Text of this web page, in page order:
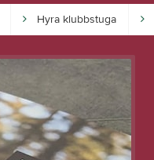
Hyra klubbstuga